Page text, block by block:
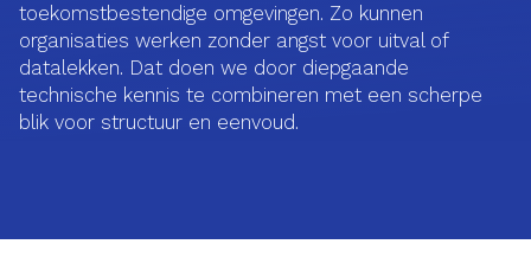
toekomstbestendige omgevingen. Zo kunnen
organisaties werken zonder angst voor uitval of
datalekken. Dat doen we door diepgaande
technische kennis te combineren met een scherpe
blik voor structuur en eenvoud.